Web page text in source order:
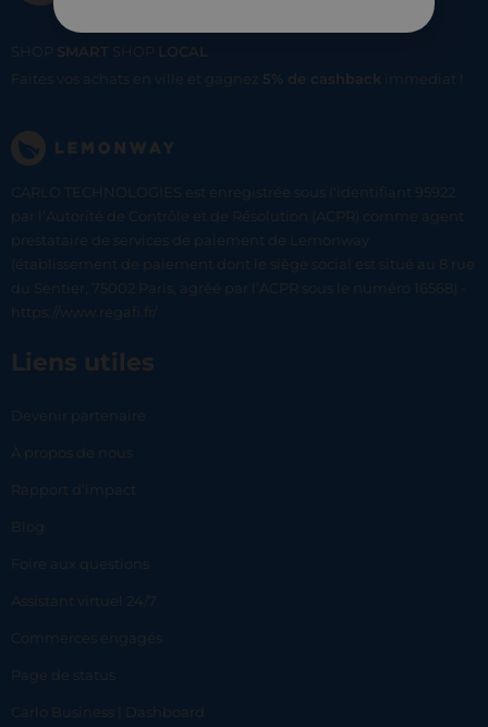
SHOP SMART SHOP
LOCAL
Faites vos achats en ville et gagnez 5% de cashback immediat !
CARLO TECHNOLOGIES est enregistrée sous l'identifiant 95922
par l’Autorité de Contrôle et de Résolution (ACPR) comme agent
prestataire de services de paiement de Lemonway
(établissement de paiement dont le siège social est situé au 8 rue
du Sentier, 75002 Paris, agréé par l’ACPR sous le numéro 16568) -
https://www.regafi.fr/
Liens utiles
Devenir partenaire
À propos de nous
Rapport d’impact
Blog
Foire aux questions
Assistant virtuel 24/7
Commerces engagés
Page de status
Carlo Business | Dashboard